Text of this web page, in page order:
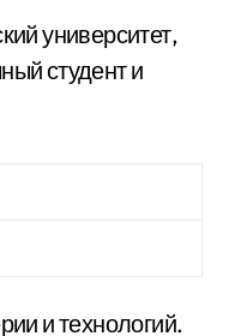
университет,
студент и
и технологий.